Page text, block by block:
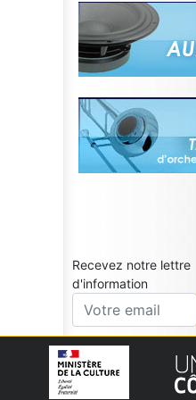
Recevez notre lettre
d'information